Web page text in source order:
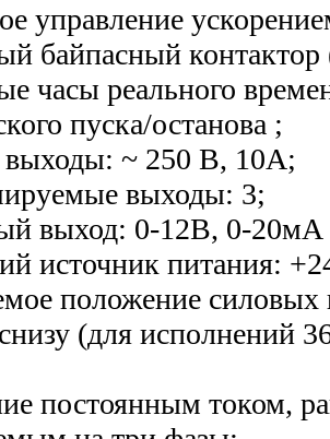
управление
байпасный
часы реального
пуска/останова ;
~ 250 В, 10А;
выходы: 3;
выход: 0-12В, 0-20мА
источник питания:
положение
(для исполнений
постоянным током,